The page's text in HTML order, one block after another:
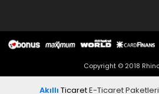
Copyright © 2018
Akıllı TicaretE-Ticaret Paketleri